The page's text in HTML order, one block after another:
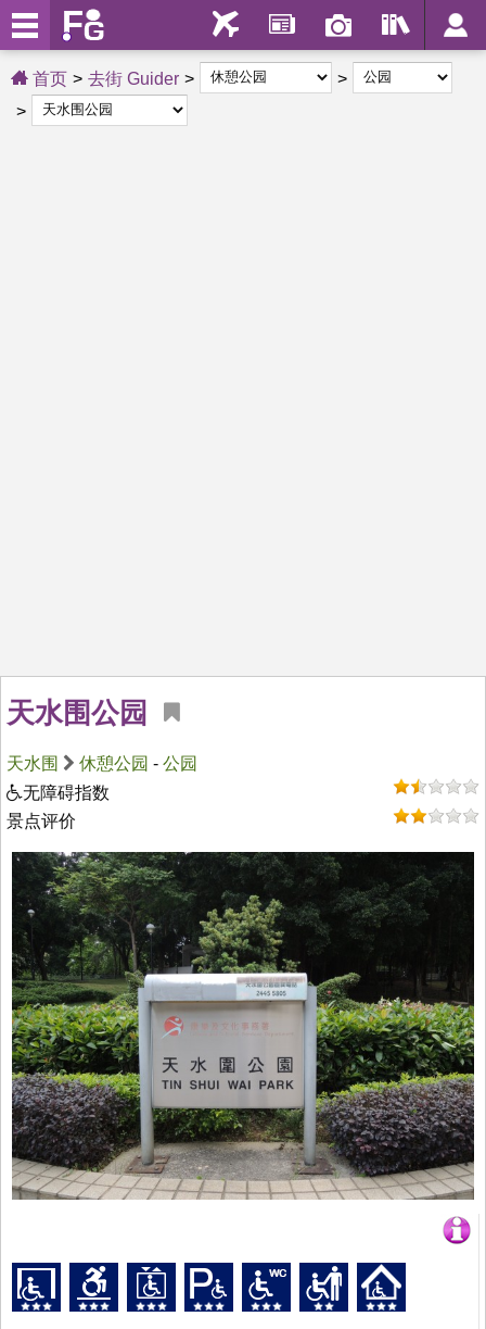
首页 去街 Guider
天水围公园
天水围 休憩公园 - 公园
无障碍指数
景点评价